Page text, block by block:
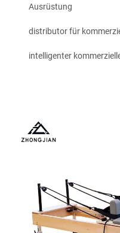
Ausrüstung
distributor für
intelligenter